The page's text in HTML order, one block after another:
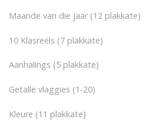
Maande van die jaar (12 plakkate)
10 Klasreëls (7 plakkate)
Aanhalings (5 plakkate)
Getalle vlaggies (1-20)
Kleure (11 plakkate)